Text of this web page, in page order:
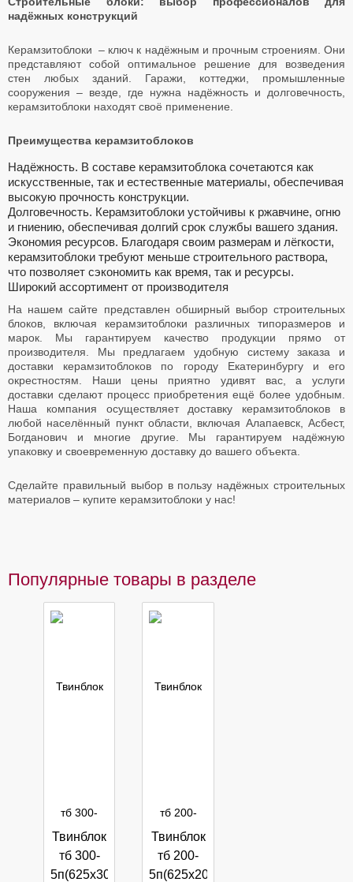
надёжных конструкций
Керамзитоблоки – ключ к надёжным и прочным строениям. Они
представляют собой оптимальное решение для возведения
стен любых зданий. Гаражи, коттеджи, промышленные
сооружения – везде, где нужна надёжность и долговечность,
керамзитоблоки находят своё применение.
Преимущества керамзитоблоков
Надёжность. В составе керамзитоблока сочетаются как
искусственные, так и естественные материалы, обеспечивая
высокую прочность конструкции.
Долговечность. Керамзитоблоки устойчивы к ржавчине, огню
и гниению, обеспечивая долгий срок службы вашего здания.
Экономия ресурсов. Благодаря своим размерам и лёгкости,
керамзитоблоки требуют меньше строительного раствора,
что позволяет сэкономить как время, так и ресурсы.
Широкий ассортимент от производителя
На нашем сайте представлен обширный выбор строительных
блоков, включая керамзитоблоки различных типоразмеров и
марок. Мы гарантируем качество продукции прямо от
производителя. Мы предлагаем удобную систему заказа и
доставки керамзитоблоков по городу Екатеринбургу и его
окрестностям. Наши цены приятно удивят вас, а услуги
доставки сделают процесс приобретения ещё более удобным.
Наша компания осуществляет доставку керамзитоблоков в
любой населённый пункт области, включая Алапаевск, Асбест,
Богданович и многие другие. Мы гарантируем надёжную
упаковку и своевременную доставку до вашего объекта.
Сделайте правильный выбор в пользу надёжных строительных
материалов – купите керамзитоблоки у нас!
Популярные товары в разделе
Твинблок
тб 300-
5п(625х300х250)
Твинблок
тб 200-
5п(625х200х250)